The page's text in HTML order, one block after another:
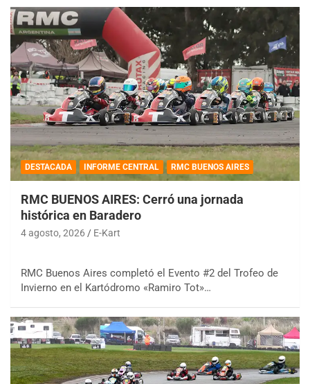
DESTACADA INFORME CENTRAL RMC BUENOS AIRES
RMC BUENOS AIRES: Cerró una jornada
histórica en Baradero
4 agosto, 2026 E-Kart
RMC Buenos Aires completó el Evento #2 del Trofeo de
Invierno en el Kartódromo «Ramiro Tot»…